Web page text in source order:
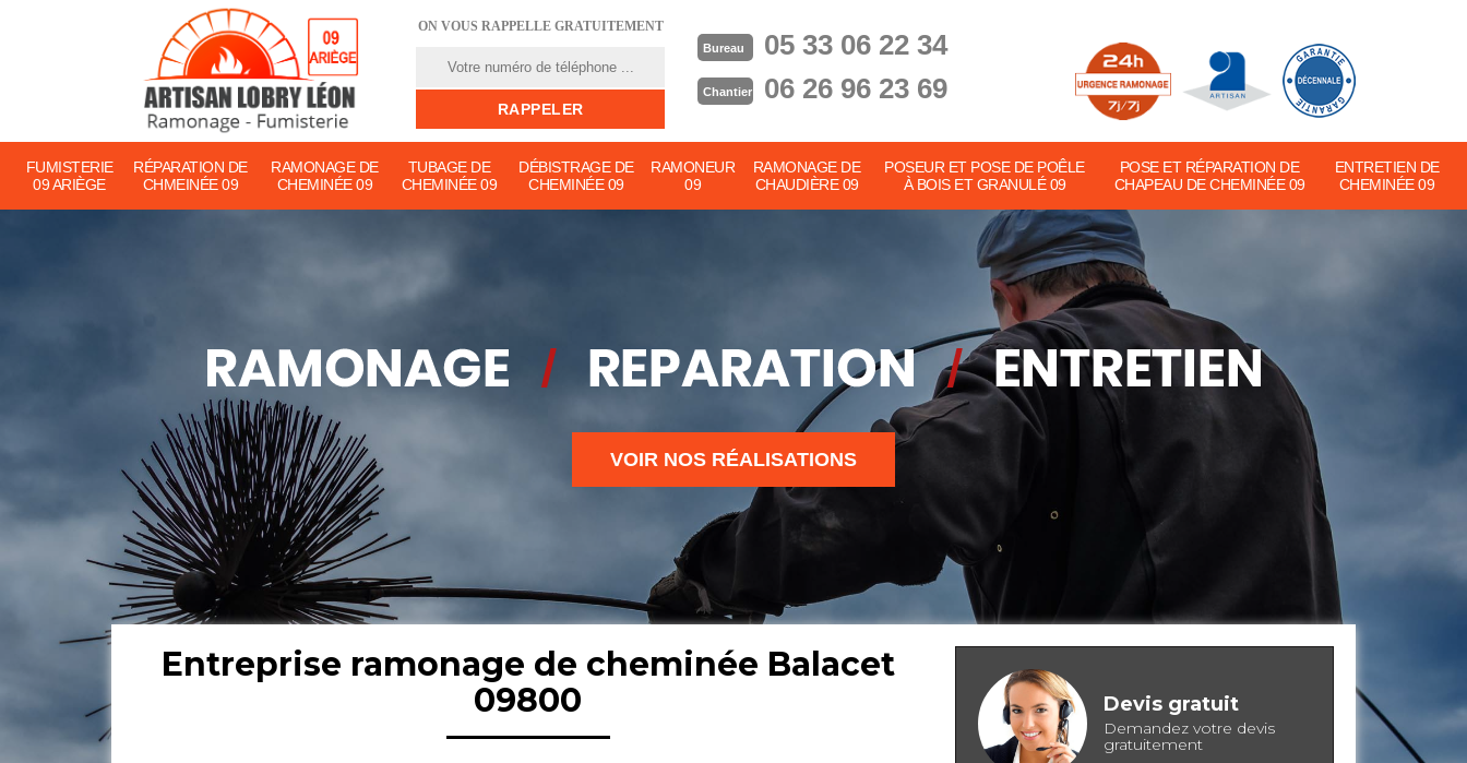
ON VOUS RAPPELLE GRATUITEMENT
Bureau 05 33 06 22 34
Chantier 06 26 96 23 69
FUMISTERIE
09 ARIÈGE
RÉPARATION DE
CHMEINÉE 09
RAMONAGE DE
CHEMINÉE 09
TUBAGE DE
CHEMINÉE 09
DÉBISTRAGE DE
CHEMINÉE 09
RAMONEUR
09
RAMONAGE DE
CHAUDIÈRE 09
POSEUR ET POSE DE POÊLE
À BOIS ET GRANULÉ 09
POSE ET RÉPARATION DE
CHAPEAU DE CHEMINÉE 09
ENTRETIEN DE
CHEMINÉE 09
VOIR NOS RÉALISATIONS
Entreprise ramonage de cheminée Balacet
09800
Devis gratuit
Demandez votre devis
gratuitement